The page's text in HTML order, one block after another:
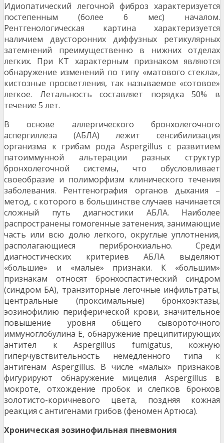
Идиопатический легочной фиброз характеризуется
постепенным (более 6 мес) началом.
Рентгенологическая картина характеризуется
наличием двусторонних диффузных ретикулярных
затемнений преимущественно в нижних отделах
легких. При КТ характерным признаком являются
обнаружение изменений по типу «матового стекла»,
кистозные просветления, так называемое «сотовое»
легкое. Летальность составляет порядка 50% в
течение 5 лет.
В основе аллергического бронхолегочного
аспергиллеза (АБЛА) лежит сенсибилизация
организма к грибам рода Aspergillus с развитием
патоиммунной альтерации разных структур
бронхолегочной системы, что обусловливает
своеобразие и полиморфизм клинического течения
заболевания. Рентгенография органов дыхания –
метод, с которого в большинстве случаев начинается
сложный путь диагностики АБЛА. Наиболее
распространены гомогенные затенения, занимающие
часть или всю долю легкого, округлые уплотнения,
располагающиеся перибронхиально. Среди
диагностических критериев АБЛА выделяют
«большие» и «малые» признаки. К «большим»
признакам относят бронхоспастический синдром
(синдром БА), транзиторные легочные инфильтраты,
центральные (проксимальные) бронхоэктазы,
эозинофилию периферической крови, значительное
повышение уровня общего сывороточного
иммуноглобулина E, обнаружение преципитирующих
антител к Aspergillus fumigatus, кожную
гиперчувствительность немедленного типа к
антигенам Aspergillus. В числе «малых» признаков
фигурируют обнаружение мицелия Aspergillus в
мокроте, отхождение пробок и слепков бронхов
золотисто-коричневого цвета, поздняя кожная
реакция с антигенами грибов (феномен Артюса).
Хроническая эозинофильная пневмония